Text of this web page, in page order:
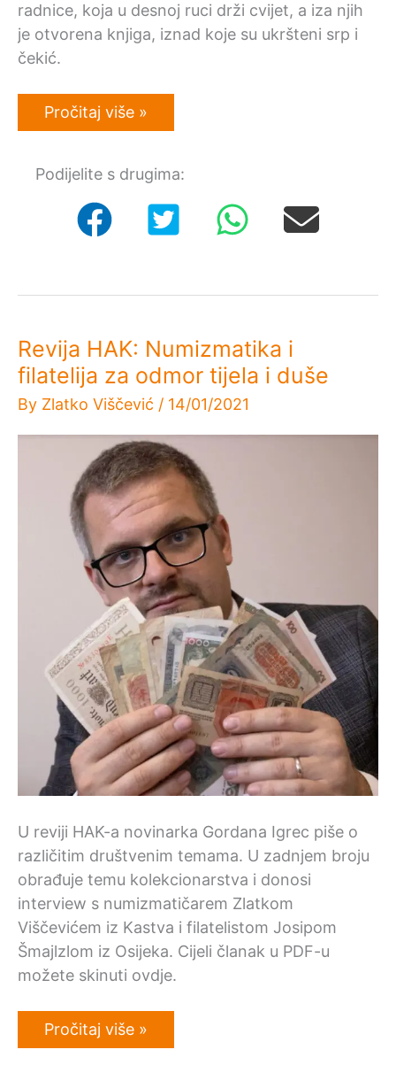
radnice, koja u desnoj ruci drži cvijet, a iza njih
je otvorena knjiga, iznad koje su ukršteni srp i
čekić.
Jugoslavenska
medalja
Pročitaj više »
Podijelite s drugima:
Revija HAK: Numizmatika i
filatelija za odmor tijela i duše
By Zlatko Viščević / 14/01/2021
U reviji HAK-a novinarka Gordana Igrec piše o
različitim društvenim temama. U zadnjem broju
obrađuje temu kolekcionarstva i donosi
interview s numizmatičarem Zlatkom
Viščevićem iz Kastva i filatelistom Josipom
Šmajlzlom iz Osijeka. Cijeli članak u PDF-u
možete skinuti ovdje.
Revija
HAK:
Pročitaj više »